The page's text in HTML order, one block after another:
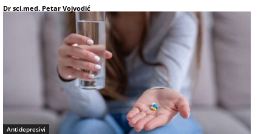
Dr sci.med. Petar Vojvodić
Antidepresivi